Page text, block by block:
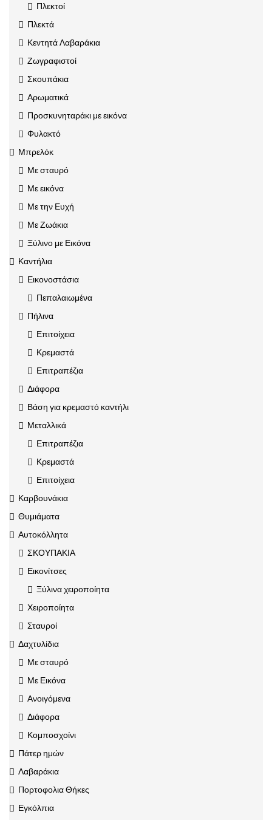
Πλεκτοί
Πλεκτά
Κεντητά Λαβαράκια
Ζωγραφιστοί
Σκουπάκια
Αρωματικά
Προσκυνηταράκι με εικόνα
Φυλακτό
Μπρελόκ
Με σταυρό
Με εικόνα
Με την Ευχή
Με Ζωάκια
Ξύλινο με Εικόνα
Καντήλια
Εικονοστάσια
Πεπαλαιωμένα
Πήλινα
Επιτοίχεια
Κρεμαστά
Επιτραπέζια
Διάφορα
Βάση για κρεμαστό καντήλι
Μεταλλικά
Επιτραπέζια
Κρεμαστά
Επιτοίχεια
Καρβουνάκια
Θυμιάματα
Αυτοκόλλητα
ΣΚΟΥΠΑΚΙΑ
Εικονίτσες
Ξύλινα χειροποίητα
Χειροποίητα
Σταυροί
Δαχτυλίδια
Με σταυρό
Με Εικόνα
Ανοιγόμενα
Διάφορα
Κομποσχοίνι
Πάτερ ημών
Λαβαράκια
Πορτοφολια Θήκες
Εγκόλπια